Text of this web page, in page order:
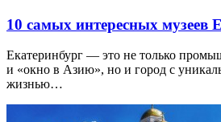
10 самых интересных музеев
Екатеринбург — это не только
и «окно в Азию», но и город с
жизнью…